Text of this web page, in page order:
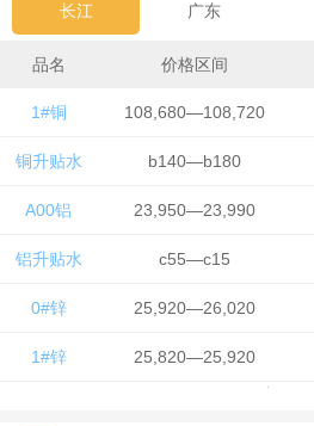
长江 广东
品名 价格区间
1#铜 108,680—108,720
铜升贴水 b140—b180
A00铝 23,950—23,990
铝升贴水 c55—c15
0#锌 25,920—26,020
1#锌 25,820—25,920